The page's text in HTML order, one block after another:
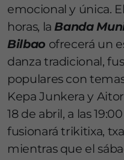
emocional y única. El
horas, laBanda
Bilbao ofrecerá un
danza tradicional,
populares con
Kepa Junkera y
18 de abril, a las
fusionará trikitixa,
mientras que el